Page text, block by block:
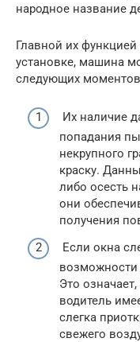
народное название
Главной их
установке, машина
следующих
Их наличие
попадания
некрупного
краску.
либо осесть
они
получения
Если окна
возможности
Это
водитель
слегка
свежего